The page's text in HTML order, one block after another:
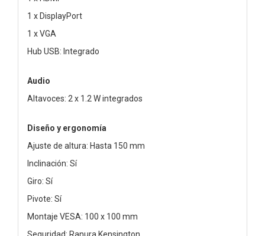
1 x DisplayPort
1 x VGA
Hub USB: Integrado
Audio
Altavoces: 2 x 1.2 W integrados
Diseño y ergonomía
Ajuste de altura: Hasta 150 mm
Inclinación: Sí
Giro: Sí
Pivote: Sí
Montaje VESA: 100 x 100 mm
Seguridad: Ranura Kensington